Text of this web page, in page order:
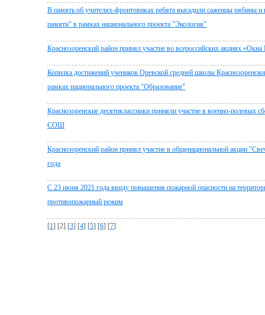
В память об учителях-фронтовиках ребята высадили саженцы рябины
памяти" в рамках национального проекта "Экология"
Краснозоренский район принял участие во всероссийских акциях
Копилка достижений учеников Оревской средней школы
рамках национального проекта "Образование"
Краснозоренские десятиклассники приняли участие в военно-полевых
СОШ
Краснозоренский район принял участие в общенациональной акции
года
С 23 июня 2021 года ввиду повышения пожарной опасности на
противопожарный режим
[1] [2] [3] [4] [5] [6] [7]